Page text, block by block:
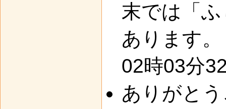
末では「
あります
02時03分
ありがと